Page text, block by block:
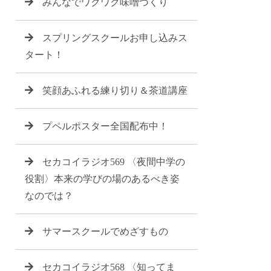
みんなでワクワク味噌づくり
スプリングスクールお申し込みス
タート！
笑顔あふれる練り切り＆茶道講座
プペルポスター全国配布中！
セカコイラジオ569 〈夜間中学の
役割〉本来の学びの場のあるべき姿
なのでは？
サマースクールでめざすもの
セカコイラジオ568 〈知ってま